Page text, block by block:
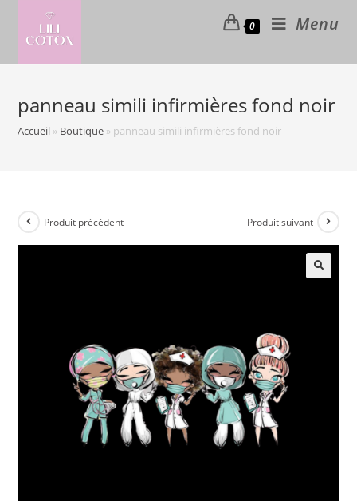
content
0 Menu
panneau simili infirmières fond noir
Accueil » Boutique » panneau simili infirmières fond noir
Produit précédent Produit suivant